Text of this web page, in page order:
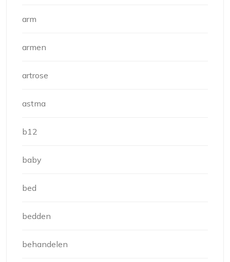
arm
armen
artrose
astma
b12
baby
bed
bedden
behandelen